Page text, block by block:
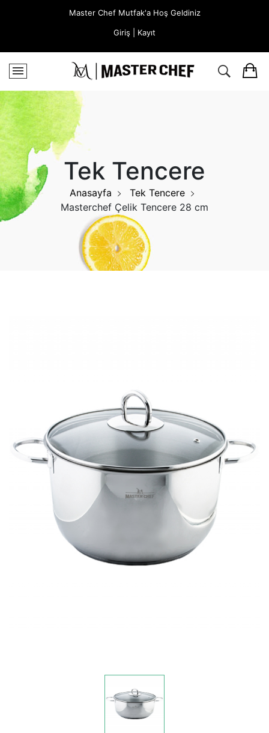
Master Chef Mutfak'a Hoş Geldiniz
Giriş | Kayıt
Tek Tencere
Anasayfa
Tek Tencere
Masterchef Çelik Tencere 28 cm